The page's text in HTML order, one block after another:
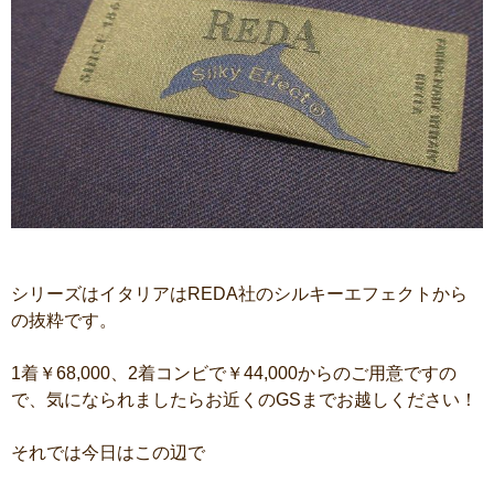
シリーズはイタリアはREDA社のシルキーエフェクトから
の抜粋です。
1着￥68,000、2着コンビで￥44,000からのご用意ですの
で、気になられましたらお近くのGSまでお越しください！
それでは今日はこの辺で